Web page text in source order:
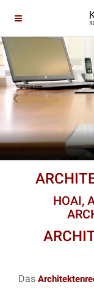
HOAI,
Das